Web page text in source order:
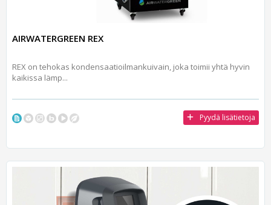
AIRWATERGREEN REX
REX on tehokas kondensaatioilmankuivain, joka toimii yhtä hyvin
kaikissa lämp...
Pyydä lisätietoja